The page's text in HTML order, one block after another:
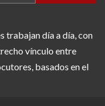
trabajan día a día, con
vínculo entre
basados en el